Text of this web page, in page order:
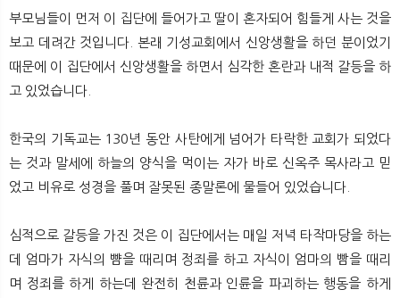
부모님들이 먼저 이 집단에 들어가고 딸이 혼자되어 힘들게 사는 것을
보고 데려간 것입니다. 본래 기성교회에서 신앙생활을 하던 분이었기
때문에 이 집단에서 신앙생활을 하면서 심각한 혼란과 내적 갈등을 하
고 있었습니다.
한국의 기독교는 130년 동안 사탄에게 넘어가 타락한 교회가 되었다
는 것과 말세에 하늘의 양식을 먹이는 자가 바로 신옥주 목사라고 믿
었고 비유로 성경을 풀며 잘못된 종말론에 물들어 있었습니다.
심적으로 갈등을 가진 것은 이 집단에서는 매일 저녁 타작마당을 하는
데 엄마가 자식의 뺨을 때리며 정죄를 하고 자식이 엄마의 빰을 때리
며 정죄를 하게 하는데 완전히 천륜과 인륜을 파괴하는 행동을 하게